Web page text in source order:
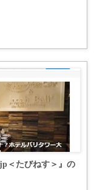
＜たびねす＞』の